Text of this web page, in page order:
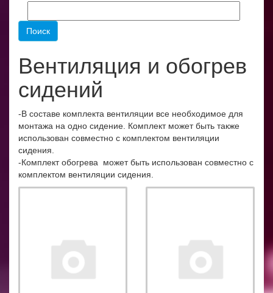
Вентиляция и обогрев
сидений
-В составе комплекта вентиляции все необходимое для
монтажа на одно сидение. Комплект может быть также
использован совместно с комплектом вентиляции
сидения.
-Комплект обогрева может быть использован совместно с
комплектом вентиляции сидения.